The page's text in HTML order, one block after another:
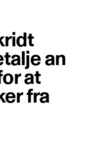
an
at
fra